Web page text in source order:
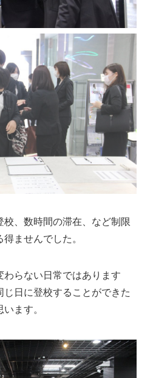
校、数時間の滞在、など制限
ませんでした。
らない日常ではあります
日に登校することができた
ます。